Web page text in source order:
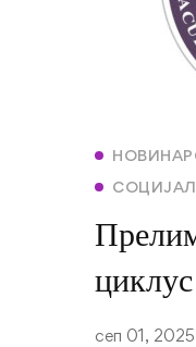
сеп 01, 2025